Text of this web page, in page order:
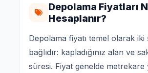
Depolama Fiyatları
Hesaplanır?
Depolama fiyatı temel olarak iki
bağlıdır: kapladığınız alan ve
süresi. Fiyat genelde metrekare